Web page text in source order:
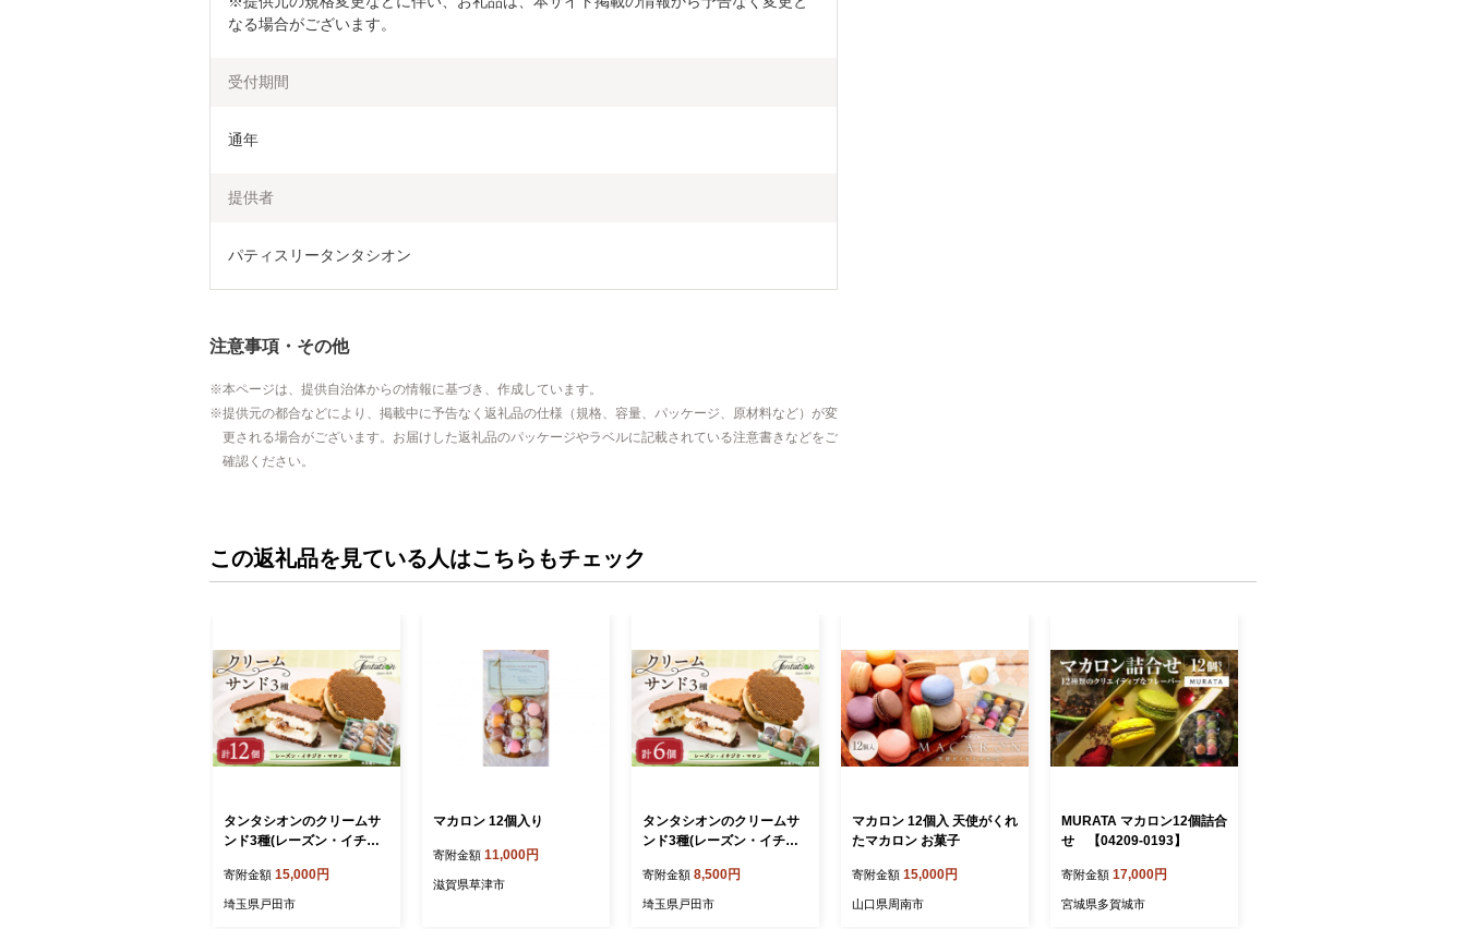
なる場合がございます。
受付期間
通年
提供者
パティスリータンタシオン
注意事項・その他
本ページは、提供自治体からの情報に基づき、作成しています。
提供元の都合などにより、掲載中に予告なく返礼品の仕様（規格、容量、パッケージ、原材料など）が変
更される場合がございます。お届けした返礼品のパッケージやラベルに記載されている注意書きなどをご
確認ください。
この返礼品を見ている人はこちらもチェック
タンタシオンのクリームサ
ンド3種(レーズン・イチジ
22130】
寄附金額 15,000円
埼玉県戸田市
マカロン 12個入り
寄附金額 11,000円
滋賀県草津市
タンタシオンのクリームサ
ンド3種(レーズン・イチジ
2128】
寄附金額 8,500円
埼玉県戸田市
マカロン 12個入 天使がくれ
たマカロン お菓子
寄附金額 15,000円
山口県周南市
MURATA マカロン12個詰合
せ 【04209-0193】
寄附金額 17,000円
宮城県多賀城市